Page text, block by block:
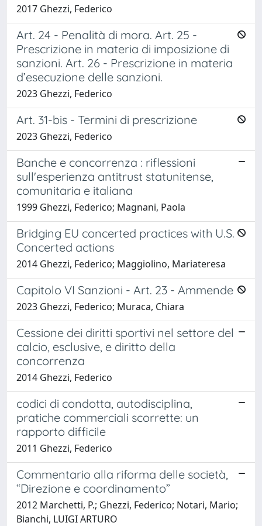
2017 Ghezzi, Federico
Art. 24 - Penalità di mora. Art. 25 -
Prescrizione in materia di imposizione di
sanzioni. Art. 26 - Prescrizione in materia
d’esecuzione delle sanzioni.
2023 Ghezzi, Federico
Art. 31-bis - Termini di prescrizione
2023 Ghezzi, Federico
Banche e concorrenza : riflessioni
sull'esperienza antitrust statunitense,
comunitaria e italiana
1999 Ghezzi, Federico; Magnani, Paola
Bridging EU concerted practices with U.S.
Concerted actions
2014 Ghezzi, Federico; Maggiolino, Mariateresa
Capitolo VI Sanzioni - Art. 23 - Ammende
2023 Ghezzi, Federico; Muraca, Chiara
Cessione dei diritti sportivi nel settore del
calcio, esclusive, e diritto della
concorrenza
2014 Ghezzi, Federico
codici di condotta, autodisciplina,
pratiche commerciali scorrette: un
rapporto difficile
2011 Ghezzi, Federico
Commentario alla riforma delle società,
“Direzione e coordinamento”
2012 Marchetti, P.; Ghezzi, Federico; Notari, Mario;
Bianchi, LUIGI ARTURO